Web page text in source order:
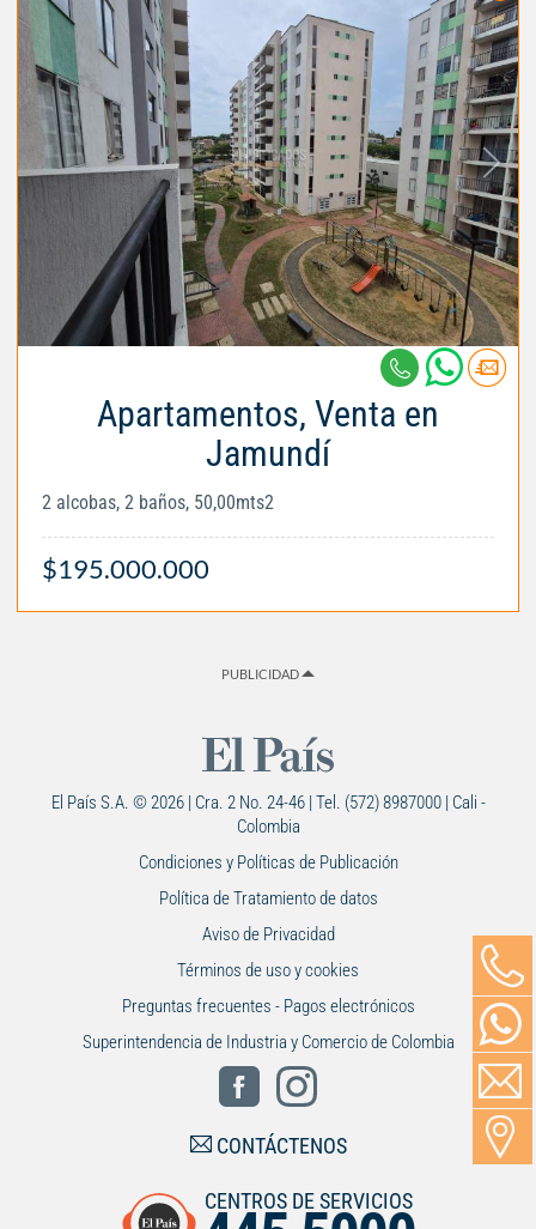
Apartamentos, Venta en
Jamundí
2 alcobas, 2 baños, 50,00mts2
$195.000.000
PUBLICIDAD
El País S.A. © 2026 | Cra. 2 No. 24-46 | Tel. (572) 8987000 | Cali -
Colombia
Condiciones y Políticas de Publicación
Política de Tratamiento de datos
Aviso de Privacidad
Términos de uso y cookies
Preguntas frecuentes - Pagos electrónicos
Superintendencia de Industria y Comercio de Colombia
CONTÁCTENOS
CENTROS DE SERVICIOS